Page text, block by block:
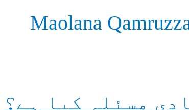
Maolana
مسئلہ کیا ہے؟